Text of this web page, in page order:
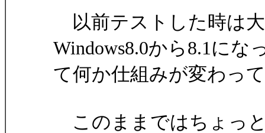
以前テストした時は
Windows8.0から8.1にな
て何か仕組みが変わっ
このままではちょっ